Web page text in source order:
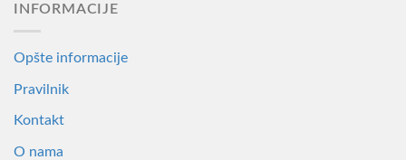
INFORMACIJE
Opšte informacije
Pravilnik
Kontakt
O nama